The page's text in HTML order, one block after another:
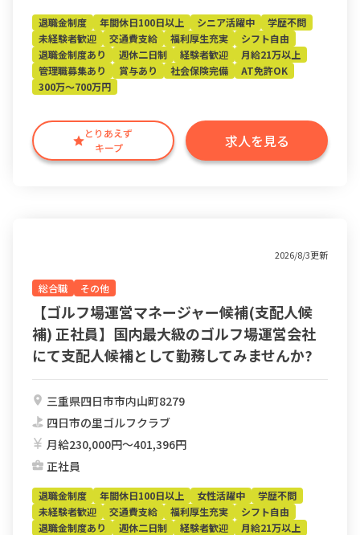
とりあえず
キープ
求人を見る
退職金制度 年間休日100日以上 シニア活躍中
学歴不問
未経験者歓迎
交通費支給 福利厚生充実
シフト自由
退職金制度あり
週休二日制 経験者歓迎
月給21万以上
管理職募集あり
賞与あり 社会保険完備
AT免許OK
300万～700万円
2026/8/3更新
総合職 その他
【ゴルフ場運営マネージャー候補(支配人候
補) 正社員】国内最大級のゴルフ場運営会社
にて支配人候補として勤務してみませんか?
三重県四日市市内山町8279
四日市の里ゴルフクラブ
月給230,000円〜401,396円
正社員
退職金制度 年間休日100日以上 女性活躍中
学歴不問
未経験者歓迎
交通費支給 福利厚生充実
シフト自由
退職金制度あり
週休二日制 経験者歓迎
月給21万以上